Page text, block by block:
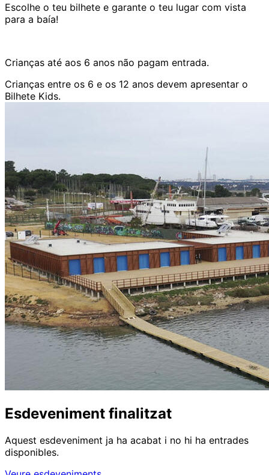
Escolhe o teu bilhete e garante o teu lugar com vista
para a baía!
Crianças até aos 6 anos não pagam entrada.
Crianças entre os 6 e os 12 anos devem apresentar o
Bilhete Kids.
Esdeveniment finalitzat
Aquest esdeveniment ja ha acabat i no hi ha entrades
disponibles.